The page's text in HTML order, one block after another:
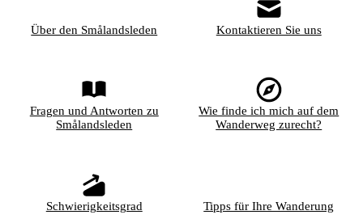
Über den Smålandsleden Kontaktieren Sie uns
Fragen und Antworten zu
Smålandsleden
Wie finde ich mich auf dem
Wanderweg zurecht?
Schwierigkeitsgrad Tipps für Ihre Wanderung